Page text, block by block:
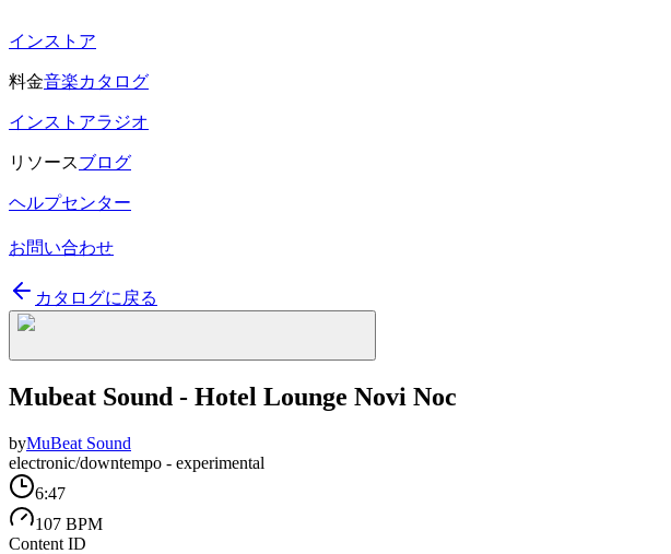
インストア
料金音楽カタログ
インストアラジオ
リソースブログ
ヘルプセンター
お問い合わせ
カタログに戻る
Mubeat Sound - Hotel Lounge Novi Noc
byMuBeat Sound
electronic/downtempo - experimental
6:47
107 BPM
Content ID